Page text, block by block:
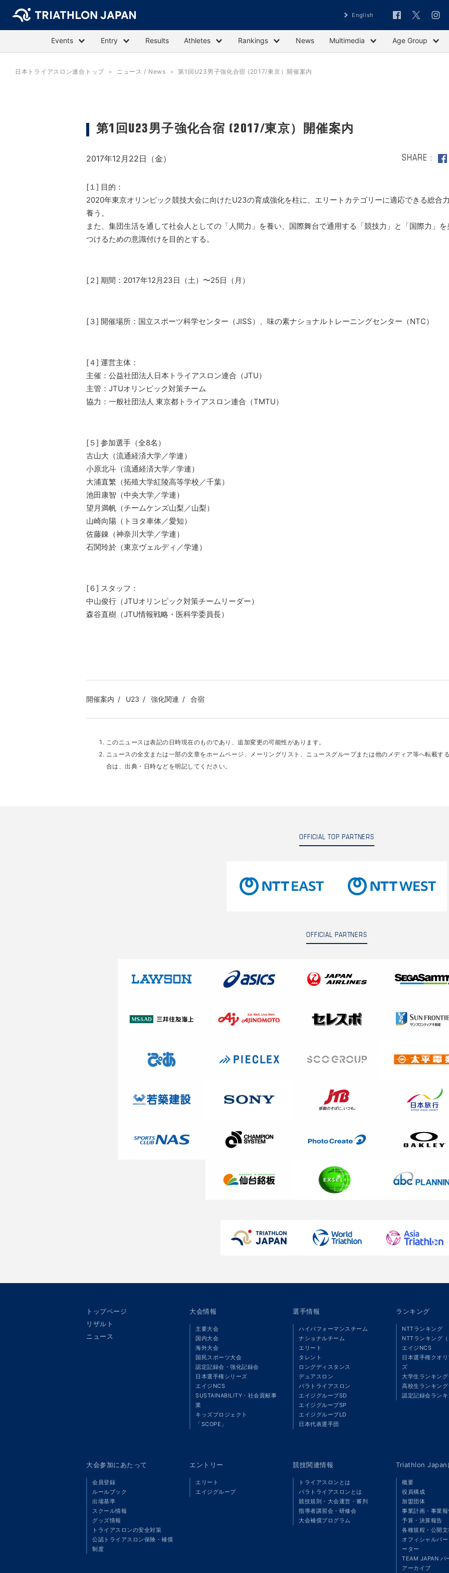
English
Events Entry Results Athletes Rankings News Multimedia Age Group
日本トライアスロン連合トップ ニュース / News 第1回U23男子強化合宿 (2017/東京）開催案内
第1回U23男子強化合宿 (2017/東京）開催案内
2017年12月22日（金） SHARE
[１] 目的：
2020年東京オリンピック競技大会に向けたU23の育成強化を柱に、エリートカテゴリーに適応できる総合
養う。
また、集団生活を通して社会人としての「人間力」を養い、国際舞台で通用する「競技力」と「国際力」を
つけるための意識付けを目的とする。
[２] 期間：2017年12月23日（土）〜25日（月）
[３] 開催場所：国立スポーツ科学センター（JISS）、味の素ナショナルトレーニングセンター（NTC）
[４] 運営主体：
主催：公益社団法人日本トライアスロン連合（JTU）
主管：JTUオリンピック対策チーム
協力：一般社団法人 東京都トライアスロン連合（TMTU）
[５] 参加選手（全8名）
古山大（流通経済大学／学連）
小原北斗（流通経済大学／学連）
大浦直繁（拓殖大学紅陵高等学校／千葉）
池田康智（中央大学／学連）
望月満帆（チームケンズ山梨／山梨）
山崎向陽（トヨタ車体／愛知）
佐藤錬（神奈川大学／学連）
石関玲於（東京ヴェルディ／学連）
[６] スタッフ：
中山俊行（JTUオリンピック対策チームリーダー）
森谷直樹（JTU情報戦略・医科学委員長）
開催案内 U23 強化関連 合宿
このニュースは表記の日時現在のものであり、追加変更の可能性があります。
ニュースの全文または一部の文章をホームページ、メーリングリスト、ニュースグループまたは他のメディア等へ転載す
合は、出典・日時などを明記してください。
OFFICIAL TOP PARTNERS
OFFICIAL PARTNERS
トップページ
リザルト
ニュース
大会情報
主要大会
国内大会
海外大会
国民スポーツ大会
認定記録会・強化記録会
日本選手権シリーズ
エイジNCS
SUSTAINABILITY・社会貢献事
業
キッズプロジェクト
「SCOPE」
選手情報
ハイパフォーマンスチーム
ナショナルチーム
エリート
タレント
ロングディスタンス
デュアスロン
パラトライアスロン
エイジグループSD
エイジグループSP
エイジグループLD
日本代表選手団
ランキング
NTTランキング
NTTランキング
エイジNCS
日本選手権クオ
ズ
大学生ランキン
高校生ランキン
認定記録会ラン
大会参加にあたって
会員登録
ルールブック
出場基準
スクール情報
グッズ情報
トライアスロンの安全対策
公認トライアスロン保険・補償
制度
エントリー
エリート
エイジグループ
競技関連情報
トライアスロンとは
パラトライアスロンとは
競技規則・大会運営・審判
指導者講習会・研修会
大会補償プログラム
Triathlon Japan
概要
役員構成
加盟団体
事業計画・事業
予算・決算報告
各種規程・公開
オフィシャルパ
ーター
TEAM JAPAN パ
アーカイブ